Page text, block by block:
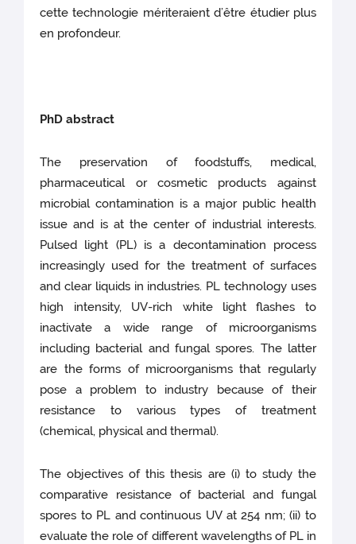
cette technologie mériteraient d’être étudier plus
en profondeur.
PhD abstract
The preservation of foodstuffs, medical,
pharmaceutical or cosmetic products against
microbial contamination is a major public health
issue and is at the center of industrial interests.
Pulsed light (PL) is a decontamination process
increasingly used for the treatment of surfaces
and clear liquids in industries. PL technology uses
high intensity, UV-rich white light flashes to
inactivate a wide range of microorganisms
including bacterial and fungal spores. The latter
are the forms of microorganisms that regularly
pose a problem to industry because of their
resistance to various types of treatment
(chemical, physical and thermal).
The objectives of this thesis are (i) to study the
comparative resistance of bacterial and fungal
spores to PL and continuous UV at 254 nm; (ii) to
evaluate the role of different wavelengths of PL in